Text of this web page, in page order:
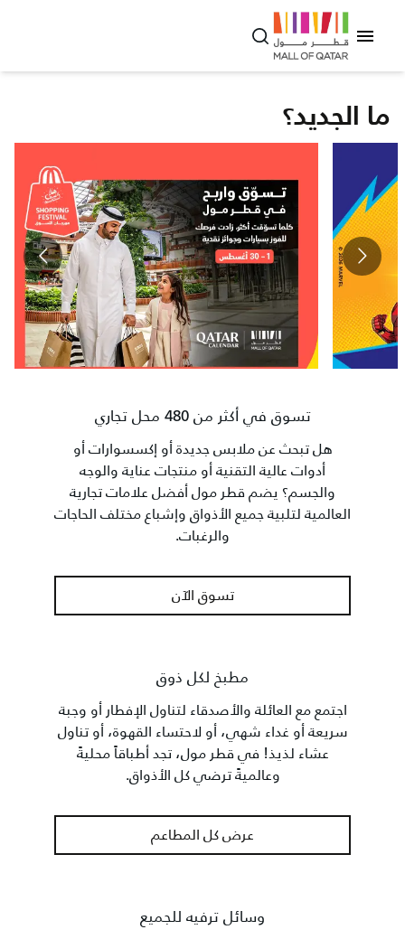
ما الجديد؟
تسوق في أكثر من 480 محل تجاري
هل تبحث عن ملابس جديدة أو إكسسوارات أو
أدوات عالية التقنية أو منتجات عناية والوجه
والجسم؟ يضم قطر مول أفضل علامات تجارية
العالمية لتلبية جميع الأذواق وإشباع مختلف الحاجات
والرغبات.
تسوق الآن
مطبخ لكل ذوق
اجتمع مع العائلة والأصدقاء لتناول الإفطار أو وجبة
سريعة أو غداء شهي، أو لاحتساء القهوة، أو تناول
عشاء لذيذ! في قطر مول، تجد أطباقاً محليةً
وعالميةً ترضي كل الأذواق.
عرض كل المطاعم
وسائل ترفيه للجميع